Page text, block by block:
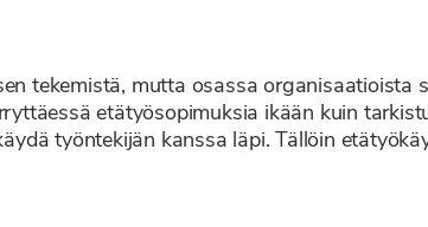
tekemistä, mutta osassa organisaatioista
etätyösopimuksia ikään kuin
työntekijän kanssa läpi. Tällöin